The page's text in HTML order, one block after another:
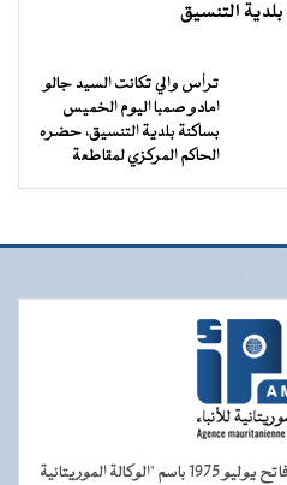
التنسيق
ترأس والي تكانت السيد جالو
امادو صمبا اليوم الخميس
بساكنة بلدية التنسيق، حضره
الحاكم المركزي لمقاطعة
أنشئت الوكالة الموريتانية للأنباء في فاتح يوليو 1975 باسم "الوكالة الموريتانية